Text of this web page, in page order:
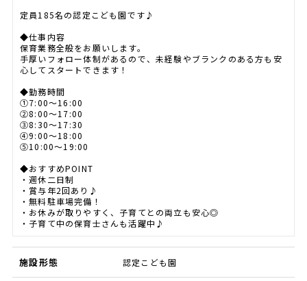
定員185名の認定こども園です♪
◆仕事内容
保育業務全般をお願いします。
手厚いフォロー体制があるので、未経験やブランクのある方も安
心してスタートできます！
◆勤務時間
①7:00～16:00
②8:00～17:00
③8:30～17:30
④9:00～18:00
⑤10:00～19:00
◆おすすめPOINT
・週休二日制
・賞与年2回あり♪
・無料駐車場完備！
・お休みが取りやすく、子育てとの両立も安心◎
・子育て中の保育士さんも活躍中♪
施設形態 認定こども園